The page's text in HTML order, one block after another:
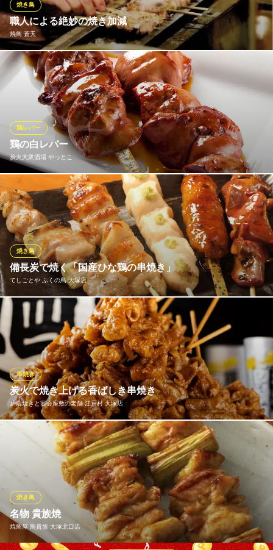
職人による絶妙の焼き加減
焼鳥 蒼天
焼き鳥
鶏肉のジューシーな旨味を凝縮させるためには、火加減が非常に
重要だ。同店では、確かな経験を持つ職人が、炭火を絶妙な加減
におこして焼き上げる。口に入れた瞬間に、鶏肉の弾力を感じ、
肉汁があふれ出すのが特長だ。スタッフは、部位ごとに塩、タレ
のどちらが合うかを熟知しているので、気軽に相談したい。
焼鳥 蒼天
焼鳥
ＪＲ大塚駅南口 徒歩4分
東京都豊島区南大塚3-39-13
鶏の白レバー
炭火大衆酒場 やっとこ
鶏レバー
その日取れた国産鶏の白レバー！！ まるでフォアグラのような
味わい♪とろけます○o。.ビール、焼酎などと一緒におためしくだ
さい☆ ※希少部位の為ご用意できないことがございます。
炭火大衆酒場 やっとこ
炭火大衆酒場
ＪＲ大塚駅北口 徒歩3分
東京都豊島区北大塚2-8-6 第2不ニハイツ103
備長炭で焼く「国産ひな鶏の串焼き」
てしごとや ふくの鳥 大塚店
焼き鳥
長年経験を積んだ鳥料理のプロが作る『串焼き』。備長炭で丁寧
に焼きあげた鶏肉は香りも味わいも抜群！遠赤外線効果もあるの
で旨味も凝縮。新鮮な鶏肉も使用した贅沢な串焼きです。種類も
豊富なのでお好きな部位で楽しめます。
てしごとや ふくの鳥 大塚店
大塚のうまい焼き鳥屋
ＪＲ大塚駅北口 徒歩1分
東京都豊島区北大塚2-15-9 ITY大塚ビル
炭火で焼き上げる香ばしき串焼き
炉端焼きと宴会座敷の老舗 江戸村 大塚店
串焼き
毎日丁寧に仕込んだ串を、強火の炭火で一気に焼き上げること
で、外はカリッと中はジューシーに。焼き台の前で丁寧に火入れ
をする職人の技が、一本の串に込められています。タレも塩も味
付けに妥協なし。お酒がすすむ自慢の逸品をぜひ味わってくださ
い。
※こちらは昼のみのこだわりです。
炉端焼きと宴会座敷の老舗 江戸村 大塚店
名物 貴族焼
焼鳥屋 鳥貴族 大塚北口店
焼き鳥